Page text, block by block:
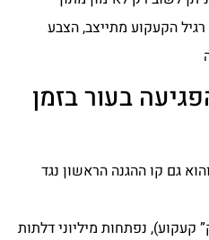
הקעקוע מתייצב, הצבע
בעור בזמן
גם קו ההגנה הראשון נגד
נפתחות מיליוני דלתות